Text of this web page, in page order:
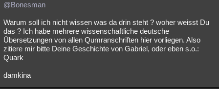
@Bonesman
Warum soll ich nicht wissen was da drin steht ? woher weisst Du
das ? Ich habe mehrere wissenschaftliche deutsche
Übersetzungen von allen Qumranschriften hier vorliegen. Also
zitiere mir bitte Deine Geschichte von Gabriel, oder eben s.o.:
Quark
damkina